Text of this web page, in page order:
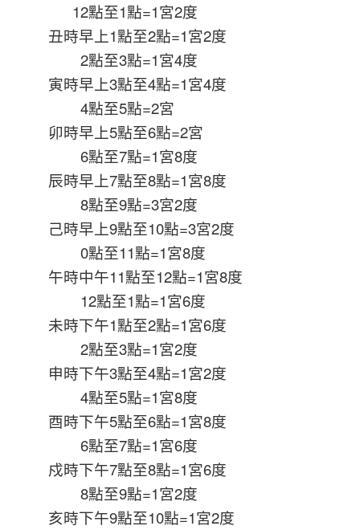
12點至1點=1宮2度
丑時早上1點至2點=1宮2度
2點至3點=1宮4度
寅時早上3點至4點=1宮4度
4點至5點=2宮
卯時早上5點至6點=2宮
6點至7點=1宮8度
辰時早上7點至8點=1宮8度
8點至9點=3宮2度
己時早上9點至10點=3宮2度
0點至11點=1宮8度
午時中午11點至12點=1宮8度
12點至1點=1宮6度
未時下午1點至2點=1宮6度
2點至3點=1宮2度
申時下午3點至4點=1宮2度
4點至5點=1宮8度
酉時下午5點至6點=1宮8度
6點至7點=1宮6度
戍時下午7點至8點=1宮6度
8點至9點=1宮2度
亥時下午9點至10點=1宮2度